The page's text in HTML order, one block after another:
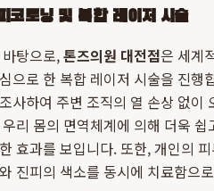
코토닝 및 복합 레이저 시술
탕으로,톤즈의원 대전점은 세계
으로 한 복합 레이저 시술을 진
사하여 주변 조직의 열 손상 없
리 몸의 면역체계에 의해 더욱
효과를 보입니다. 또한, 개인의
진피의 색소를 동시에 치료함으